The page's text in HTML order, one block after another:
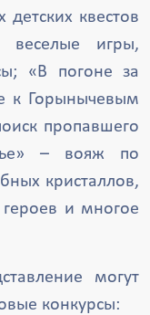
квестов
веселые игры,
«В погоне за
к Горынычевым
пропавшего
– вояж по
кристаллов,
и многое
могут
конкурсы: